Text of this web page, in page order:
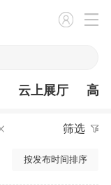
云上展厅 高
筛选
按发布时间排序